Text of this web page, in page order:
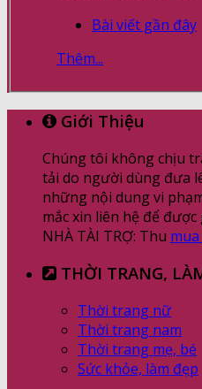
Bài viết gần đây
Thêm...
Giới Thiệu
Chúng tôi không chịu
tải do người dùng đưa
những nội dung vi
mắc xin liên hệ để được
NHÀ TÀI TRỢ: Thu
THỜI TRANG,
Thời trang nữ
Thời trang nam
Thời trang mẹ, bé
Sức khỏe, làm đẹp